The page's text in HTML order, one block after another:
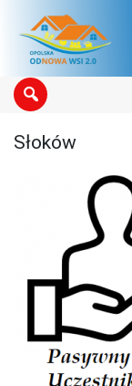
Main
Słoków